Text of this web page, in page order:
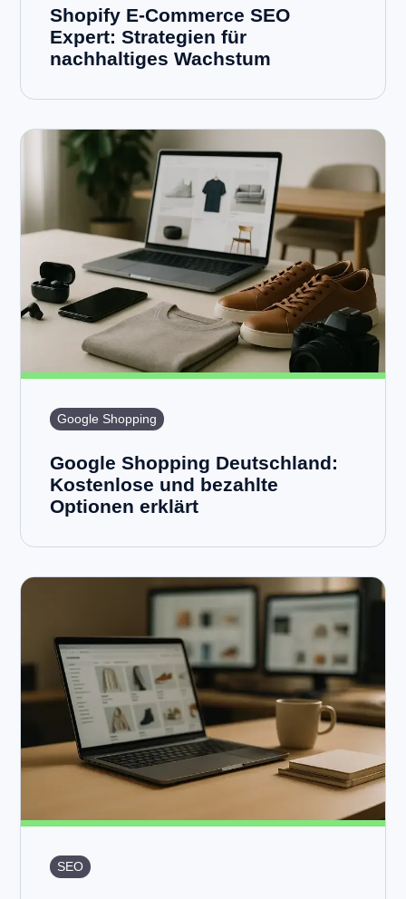
Shopify E-Commerce SEO
Expert: Strategien für
nachhaltiges Wachstum
Google Shopping
Google Shopping Deutschland:
Kostenlose und bezahlte
Optionen erklärt
SEO